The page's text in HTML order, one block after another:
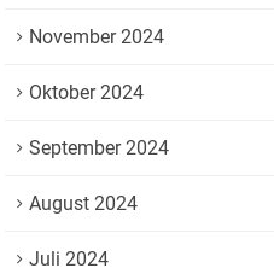
November 2024
Oktober 2024
September 2024
August 2024
Juli 2024